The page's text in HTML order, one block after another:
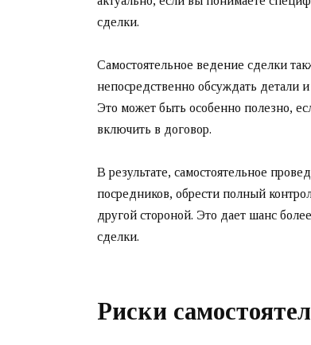
сделки.
Самостоятельное ведение сделки
непосредственно обсуждать детали
Это может быть особенно полезно,
включить в договор.
В результате, самостоятельное
посредников, обрести полный
другой стороной. Это дает шанс
сделки.
Риски